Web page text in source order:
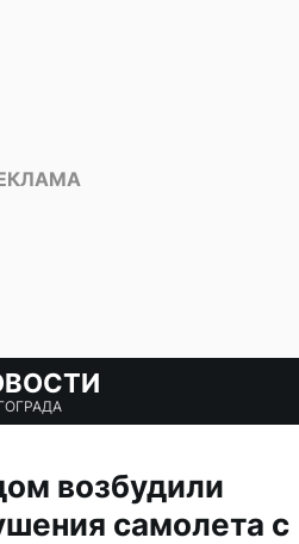
возбудили
самолета с